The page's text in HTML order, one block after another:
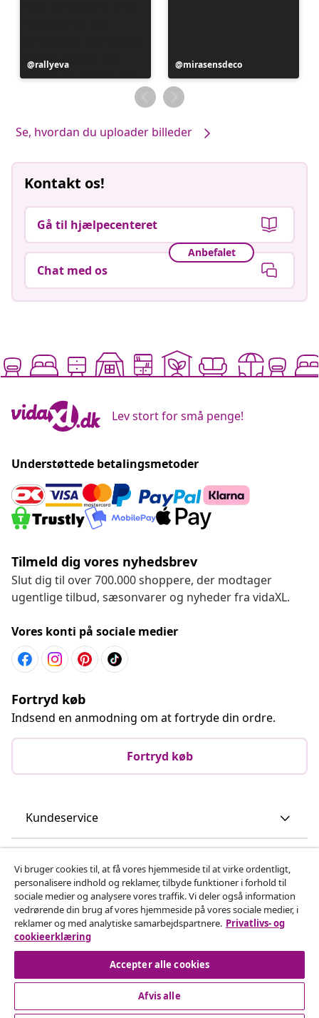
Opslag
offentliggjort
rallyeva
Opslag
offentliggjort
af
mirasensdeco
Se, hvordan du uploader billeder
Kontakt os!
Gå til hjælpecenteret
Anbefalet
Chat med os
Lev stort for små penge!
Understøttede betalingsmetoder
Tilmeld dig vores nyhedsbrev
Slut dig til over 700.000 shoppere, der modtager
ugentlige tilbud, sæsonvarer og nyheder fra vidaXL.
Vores konti på sociale medier
Fortryd køb
Indsend en anmodning om at fortryde din ordre.
Fortryd køb
Kundeservice
vidaXL
Opdag mere
Vi bruger cookies til, at få vores hjemmeside til at virke ordentligt,
personalisere indhold og reklamer, tilbyde funktioner i forhold til
sociale medier og analysere vores traffik. Vi deler også information
vedrørende din brug af vores hjemmeside på vores sociale medier, i
reklamer og med analytiske samarbejdspartnere. Privatlivs- og
cookieerklæring
Accepter alle cookies
Afvis alle